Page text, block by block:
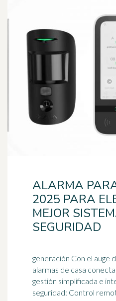
ALARMA
2025 PARA
MEJOR
SEGURIDAD
generación Con el auge
alarmas de casa
gestión simplificada e
seguridad: Control remoto: activación y